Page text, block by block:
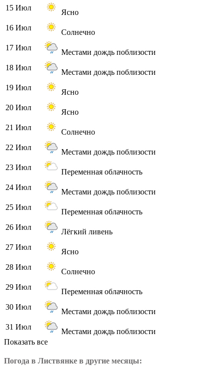
15 Июл
Ясно
16 Июл
Солнечно
17 Июл
Местами дождь поблизости
18 Июл
Местами дождь поблизости
19 Июл
Ясно
20 Июл
Ясно
21 Июл
Солнечно
22 Июл
Местами дождь поблизости
23 Июл
Переменная облачность
24 Июл
Местами дождь поблизости
25 Июл
Переменная облачность
26 Июл
Лёгкий ливень
27 Июл
Ясно
28 Июл
Солнечно
29 Июл
Переменная облачность
30 Июл
Местами дождь поблизости
31 Июл
Местами дождь поблизости
Показать все
Погода в Листвянке в другие месяцы: